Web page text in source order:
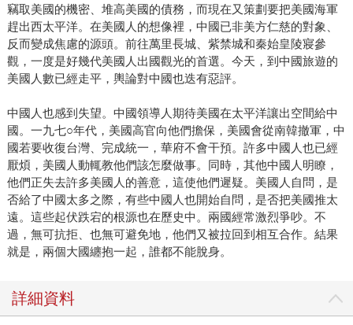
竊取美國的機密、堆高美國的債務，而現在又策劃要把美國海軍
趕出西太平洋。在美國人的想像裡，中國已非美方仁慈的對象、
反而變成焦慮的源頭。前往萬里長城、紫禁城和秦始皇陵寢參
觀，一度是好幾代美國人出國觀光的首選。今天，到中國旅遊的
美國人數已經走平，輿論對中國也迭有惡評。
中國人也感到失望。中國領導人期待美國在太平洋讓出空間給中
國。一九七○年代，美國高官向他們擔保，美國會從南韓撤軍，中
國若要收復台灣、完成統一，華府不會干預。許多中國人也已經
厭煩，美國人動輒教他們該怎麼做事。同時，其他中國人明瞭，
他們正失去許多美國人的善意，這使他們遲疑。美國人自問，是
否給了中國太多之際，有些中國人也開始自問，是否把美國推太
遠。這些起伏跌宕的根源也在歷史中。兩國經常激烈爭吵。不
過，無可抗拒、也無可避免地，他們又被拉回到相互合作。結果
就是，兩個大國纏抱一起，誰都不能脫身。
詳細資料